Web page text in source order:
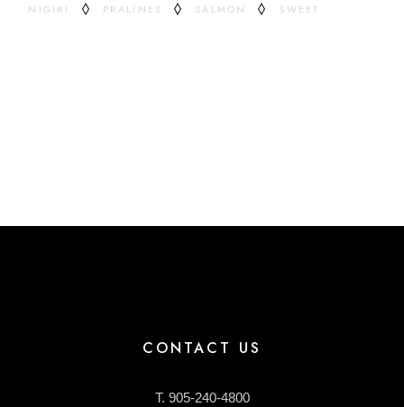
NIGIRI
PRALINES SALMON SWEET
CONTACT US
T. 905-240-4800